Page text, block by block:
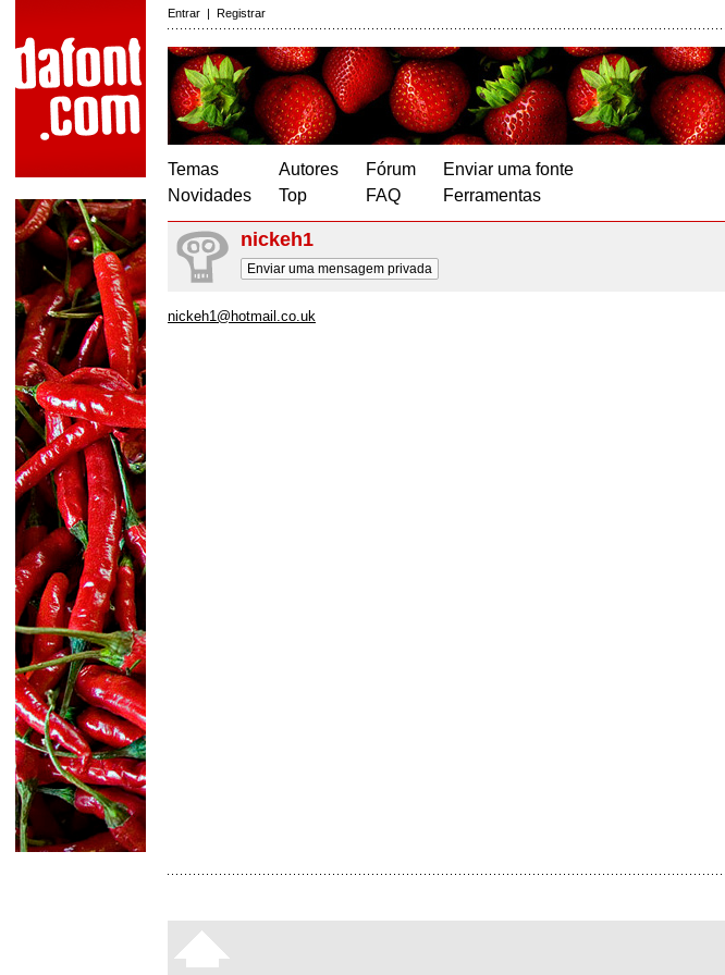
Entrar | Registrar
Temas
Novidades
Autores
Top
Fórum
FAQ
Enviar uma fonte
Ferramentas
nickeh1
Enviar uma mensagem privada
nickeh1@hotmail.co.uk